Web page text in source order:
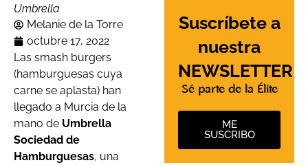
Umbrella
Melanie de la Torre
octubre 17, 2022
Las smash burgers
(hamburguesas cuya
carne se aplasta) han
llegado a Murcia de la
mano de Umbrella
Sociedad de
Hamburguesas, una
Suscríbete a
nuestra
NEWSLETTER
Sé parte de la Élite
ME
SUSCRIBO